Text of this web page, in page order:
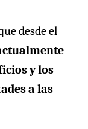
desde el
y los
a las